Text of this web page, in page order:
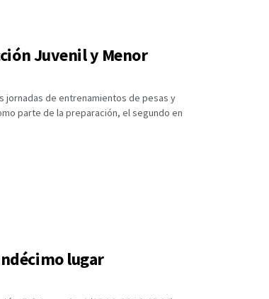
Juvenil y Menor
jornadas de entrenamientos de pesas y
parte de la preparación, el segundo en
lugar